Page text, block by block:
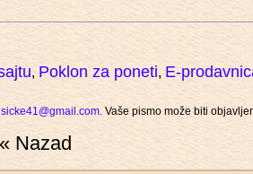
, Poklon za poneti, E-
sicke41@gmail.com. Vaše pismo može biti
« Nazad